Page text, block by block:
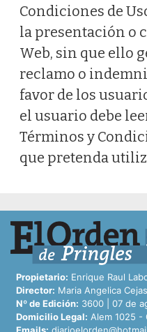
Condiciones de
la presentación o
Web, sin que ello
reclamo o
favor de los
el usuario debe
Términos y
que pretenda
Propietario: Enrique Raul
Director: Maria Angelica Cejas
Nº de Edición: 3600 | 07 de
Domicilio Legal: Alem 1025 -